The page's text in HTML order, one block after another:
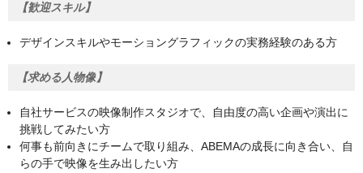
【歓迎スキル】
デザインスキルやモーショングラフィックの実務経験のある方
【求める人物像】
自社サービスの映像制作スタジオで、自由度の高い企画や演出に
挑戦してみたい方
何事も前向きにチームで取り組み、ABEMAの成長に向き合い、自
らの手で映像を生み出したい方